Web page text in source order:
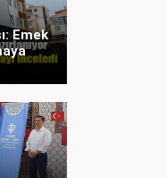
Emek